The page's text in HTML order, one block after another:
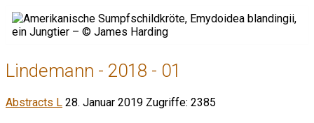
Lindemann - 2018 - 01
Abstracts L 28. Januar 2019 Zugriffe: 2385